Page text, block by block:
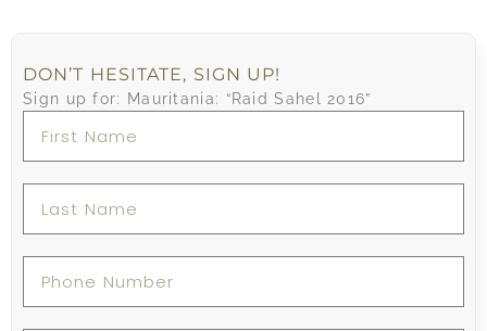
DON’T HESITATE, SIGN UP!
Sign up for: Mauritania: “Raid Sahel 2016”